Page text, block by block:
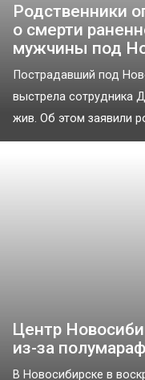
Родственники
о смерти
мужчины под
Пострадавший под
выстрела сотрудника
жив. Об этом заявили
Центр
из-за
В Новосибирске в